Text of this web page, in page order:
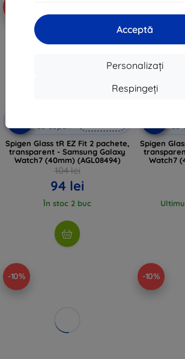
Acceptă
Personalizați
Respingeți
Spigen Glass tR EZ Fit 2 pachete,
transparent - Samsung Galaxy
Watch7 (40mm) (AGL08494)
104 lei
94 lei
În stoc 2 buc
Spigen
Watch7
-10% -10%